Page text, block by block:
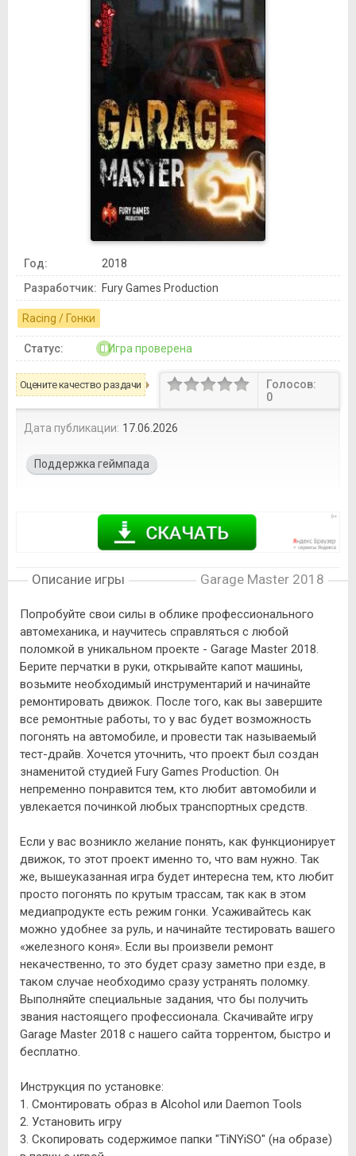
Год:
2018
Разработчик: Fury Games Production
Racing / Гонки
Статус: Игра проверена
Оцените качество раздачи
Голосов:
0
Дата публикации: 17.06.2026
Поддержка геймпада
Описание игры Garage Master 2018
Попробуйте свои силы в облике профессионального
автомеханика, и научитесь справляться с любой
поломкой в уникальном проекте - Garage Master 2018.
Берите перчатки в руки, открывайте капот машины,
возьмите необходимый инструментарий и начинайте
ремонтировать движок. После того, как вы завершите
все ремонтные работы, то у вас будет возможность
погонять на автомобиле, и провести так называемый
тест-драйв. Хочется уточнить, что проект был создан
знаменитой студией Fury Games Production. Он
непременно понравится тем, кто любит автомобили и
увлекается починкой любых транспортных средств.
Если у вас возникло желание понять, как функционирует
движок, то этот проект именно то, что вам нужно. Так
же, вышеуказанная игра будет интересна тем, кто любит
просто погонять по крутым трассам, так как в этом
медиапродукте есть режим гонки. Усаживайтесь как
можно удобнее за руль, и начинайте тестировать вашего
«железного коня». Если вы произвели ремонт
некачественно, то это будет сразу заметно при езде, в
таком случае необходимо сразу устранять поломку.
Выполняйте специальные задания, что бы получить
звания настоящего профессионала. Скачивайте игру
Garage Master 2018 с нашего сайта торрентом, быстро и
бесплатно.
Инструкция по установке:
1. Смонтировать образ в Alcohol или Daemon Tools
2. Установить игру
3. Скопировать содержимое папки "TiNYiSO" (на образе)